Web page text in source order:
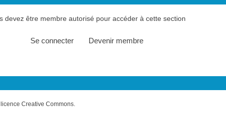
devez être membre autorisé pour accéder à cette section
Se connecter Devenir membre
Creative Commons.